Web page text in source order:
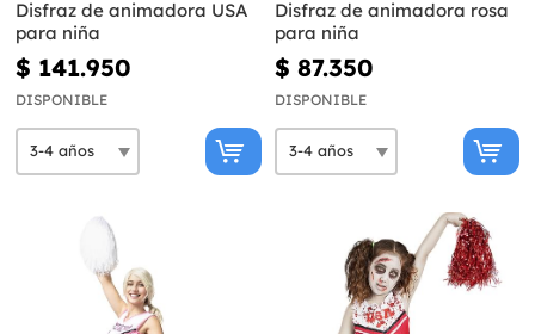
Disfraz de animadora USA
para niña
$ 141.950
DISPONIBLE
Disfraz de animadora rosa
para niña
$ 87.350
DISPONIBLE